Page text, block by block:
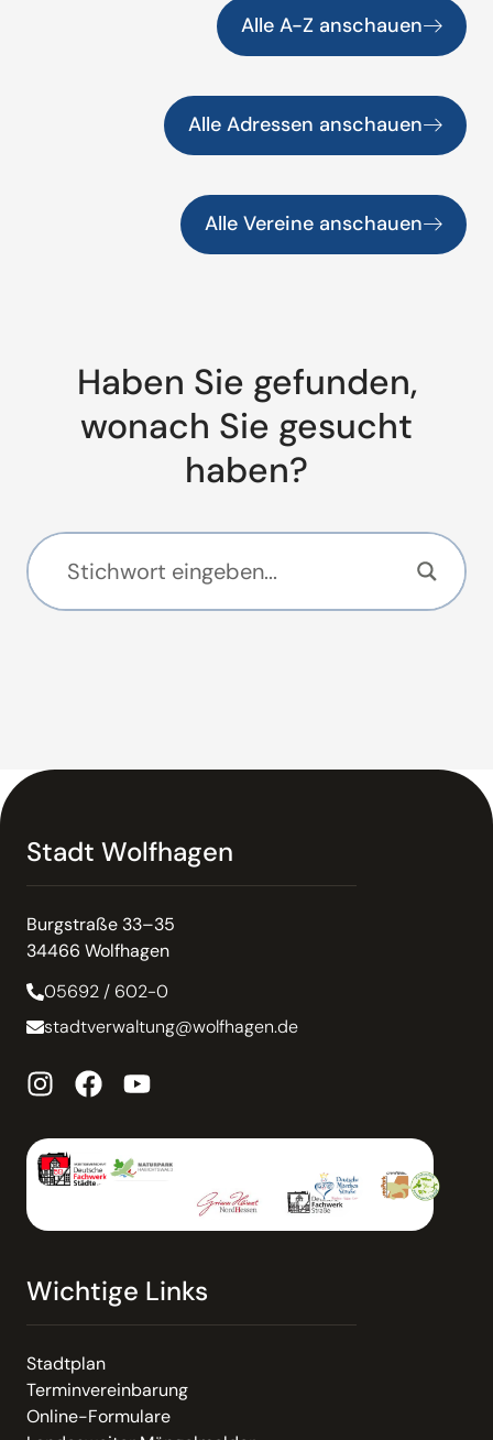
Alle A-Z anschauen
Alle Adressen anschauen
Alle Vereine anschauen
Haben Sie gefunden,
wonach Sie gesucht
haben?
Stadt Wolfhagen
Burgstraße 33–35
34466 Wolfhagen
05692 / 602-0
stadtverwaltung@wolfhagen.de
Wichtige Links
Stadtplan
Terminvereinbarung
Online-Formulare